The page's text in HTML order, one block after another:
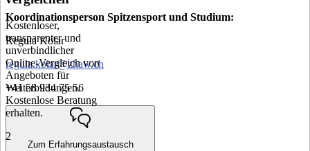
Koordinationsperson Spitzensport und Studium:
Regula Kolar
regula.kolar@zhaw.ch
+41 58 934 75 56
Zum Erfahrungsaustausch
Kostenloser,
transparenter und
unverbindlicher
Online-Vergleich von
Angeboten für
Weiterbildungen.
Kostenlose Beratung
erhalten.
2